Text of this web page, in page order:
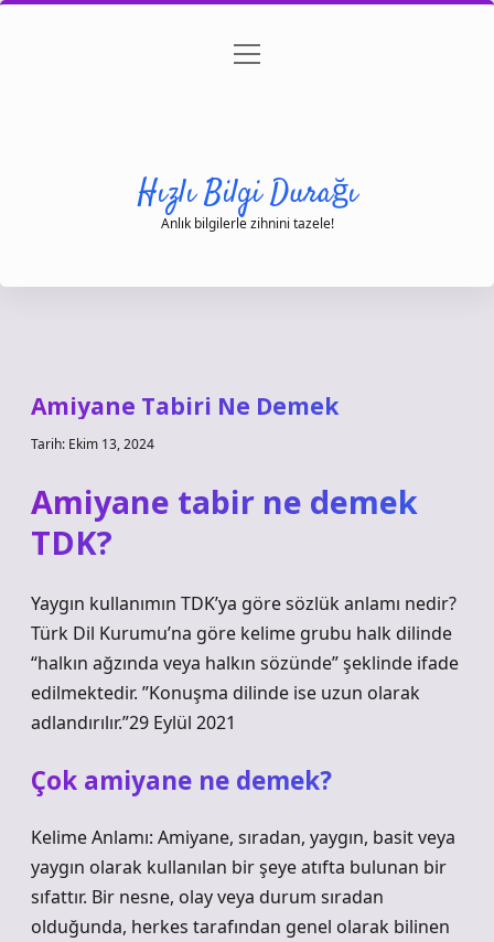
Gizlilik Politikası
menüyü
Hızlı Bilgi Durağı
Anlık bilgilerle zihnini tazele!
Amiyane Tabiri Ne Demek
Tarih: Ekim 13, 2024
Amiyane tabir ne demek
TDK?
Yaygın kullanımın TDK’ya göre sözlük anlamı nedir?
Türk Dil Kurumu’na göre kelime grubu halk dilinde
“halkın ağzında veya halkın sözünde” şeklinde ifade
edilmektedir. ”Konuşma dilinde ise uzun olarak
adlandırılır.”29 Eylül 2021
Çok amiyane ne demek?
Kelime Anlamı: Amiyane, sıradan, yaygın, basit veya
yaygın olarak kullanılan bir şeye atıfta bulunan bir
sıfattır. Bir nesne, olay veya durum sıradan
olduğunda, herkes tarafından genel olarak bilinen